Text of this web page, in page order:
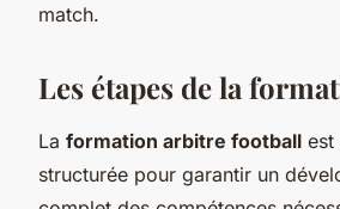
match.
Les étapes de la
La formation arbitre football est
structurée pour garantir un